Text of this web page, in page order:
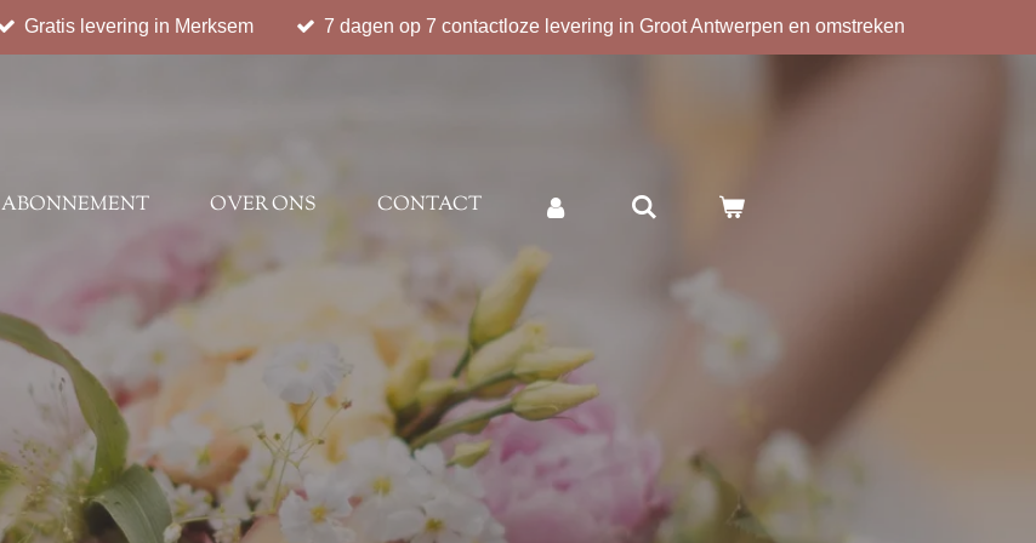
Gratis levering in Merksem 7 dagen op 7 contactloze levering in Groot Antwerpen en omstreken
ABONNEMENT OVER ONS
CONTACT